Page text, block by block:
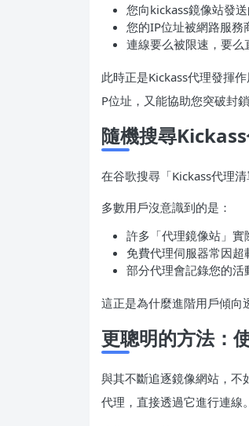
您向kickass鏡像站發送
您的IP位址被網路服務
連線要么被限速，要么
此時正是Kickass代理發揮
P位址，又能協助您突破封鎖
隨機搜尋
在谷歌搜尋「Kickass代理
多數用戶沒意識到的是：
許多「代理鏡像站」實
免費代理伺服器常因超
部分代理會記錄您的
這正是為什麼進階用戶傾向
更聰明的方法：
與其不斷追逐鏡像網站，不
代理，直接透過它進行連線。